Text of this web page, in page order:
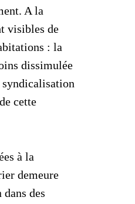
A la
visibles de
: la
dissimulée
cette
à la
demeure
des